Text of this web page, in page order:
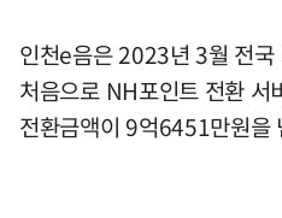
인천e음은 2023년 3월 전국
처음으로 NH포인트 전환 서
전환금액이 9억6451만원을